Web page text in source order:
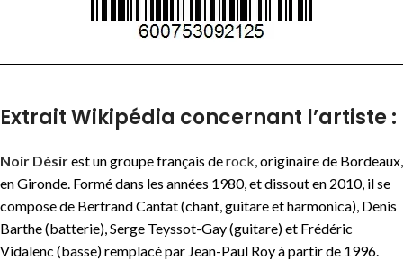
Extrait Wikipédia concernant l’artiste :
Noir Désirest un groupe français derock, originaire de Bordeaux,
en Gironde. Formé dans les années 1980, et dissout en 2010, il se
compose de Bertrand Cantat (chant, guitare et harmonica), Denis
Barthe (batterie), Serge Teyssot-Gay (guitare) et Frédéric
Vidalenc (basse) remplacé par Jean-Paul Roy à partir de 1996.